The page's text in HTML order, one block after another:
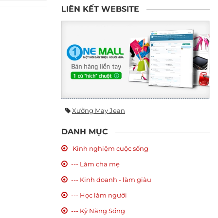
LIÊN KẾT WEBSITE
Xưởng May Jean
DANH MỤC
Kinh nghiệm cuộc sống
--- Làm cha mẹ
--- Kinh doanh - làm giàu
--- Học làm người
--- Kỹ Năng Sống